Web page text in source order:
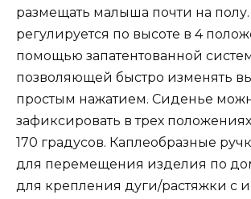
размещать малыша почти на
регулируется по высоте в 4
помощью запатентованной
позволяющей быстро изменять
простым нажатием. Сиденье
зафиксировать в трех
170 градусов. Каплеобразные
для перемещения изделия по
для крепления дуги/растяжки с